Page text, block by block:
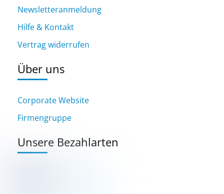
Newsletteranmeldung
Hilfe & Kontakt
Vertrag widerrufen
Über uns
Corporate Website
Firmengruppe
Unsere Bezahlarten